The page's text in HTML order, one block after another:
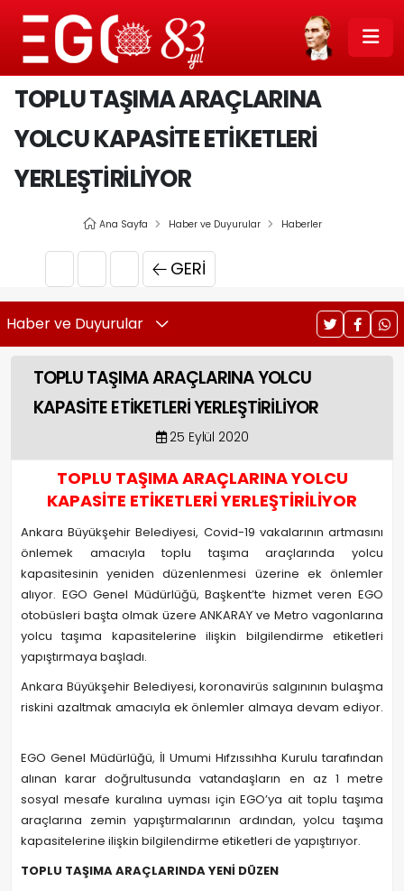
TOPLU TAŞIMA ARAÇLARINA
YOLCU KAPASİTE ETİKETLERİ
YERLEŞTİRİLİYOR
Ana Sayfa Haber ve Duyurular Haberler
GERI
Haber ve Duyurular
TOPLU TAŞIMA ARAÇLARINA YOLCU
KAPASİTE ETİKETLERİ YERLEŞTİRİLİYOR
25 Eylül 2020
TOPLU TAŞIMA ARAÇLARINA YOLCU
KAPASİTE ETİKETLERİ YERLEŞTİRİLİYOR
Ankara Büyükşehir Belediyesi, Covid-19 vakalarının artmasını
önlemek amacıyla toplu taşıma araçlarında yolcu
kapasitesinin yeniden düzenlenmesi üzerine ek önlemler
alıyor. EGO Genel Müdürlüğü, Başkent’te hizmet veren EGO
otobüsleri başta olmak üzere ANKARAY ve Metro vagonlarına
yolcu taşıma kapasitelerine ilişkin bilgilendirme etiketleri
yapıştırmaya başladı.
Ankara Büyükşehir Belediyesi, koronavirüs salgınının bulaşma
riskini azaltmak amacıyla ek önlemler almaya devam ediyor.
EGO Genel Müdürlüğü, İl Umumi Hıfzıssıhha Kurulu tarafından
alınan karar doğrultusunda vatandaşların en az 1 metre
sosyal mesafe kuralına uyması için EGO’ya ait toplu taşıma
araçlarına zemin yapıştırmalarının ardından, yolcu taşıma
kapasitelerine ilişkin bilgilendirme etiketleri de yapıştırıyor.
TOPLU TAŞIMA ARAÇLARINDA YENİ DÜZEN